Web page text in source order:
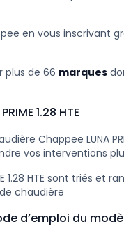
en vous inscrivant
plus de 66 marques
1.28 HTE
Chappee LUNA
vos interventions
1.28 HTE sont triés et
chaudière
du modèle